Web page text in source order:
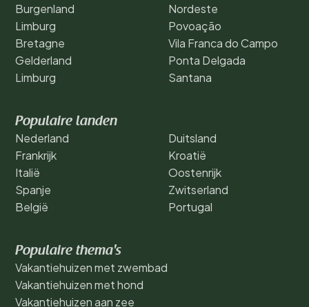
Burgenland
Limburg
Bretagne
Gelderland
Limburg
Nordeste
Povoação
Vila Franca do Campo
Ponta Delgada
Santana
Populaire landen
Nederland
Frankrijk
Italië
Spanje
België
Duitsland
Kroatië
Oostenrijk
Zwitserland
Portugal
Populaire thema's
Vakantiehuizen met zwembad
Vakantiehuizen met hond
Vakantiehuizen aan zee